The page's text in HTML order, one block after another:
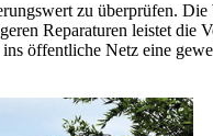
zu überprüfen. Die
Reparaturen leistet die
öffentliche Netz eine